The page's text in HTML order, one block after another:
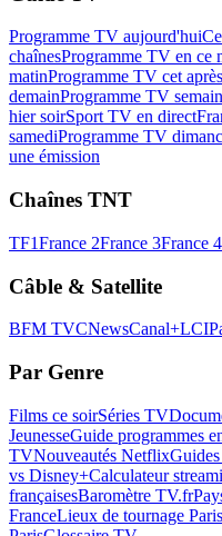
Programme TV aujourd'hui
chaînesProgramme TV en ce
matinProgramme TV cet
demainProgramme TV
hier soirSport TV en direct
samediProgramme TV
une émission
Chaînes TNT
TF1France 2France 3France 4
Câble & Satellite
BFM TVCNewsCanal+LCI
Par Genre
Films ce soirSéries TV
JeunesseGuide programmes
TVNouveautés Netflix
vs Disney+Calculateur
françaisesBaromètre TV.fr
FranceLieux de tournage Paris